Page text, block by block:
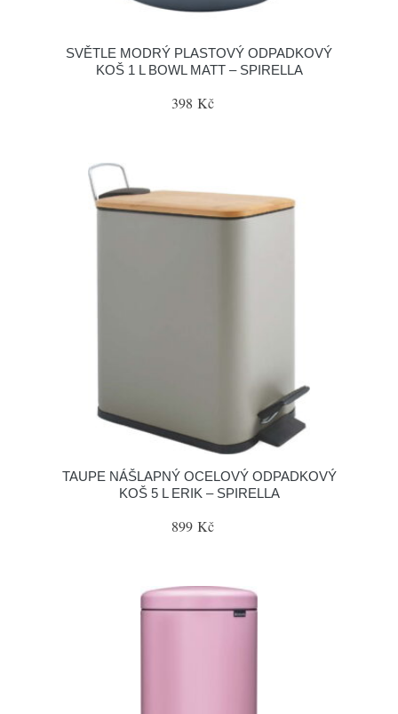
SVĚTLE MODRÝ PLASTOVÝ ODPADKOVÝ
KOŠ 1 L BOWL MATT – SPIRELLA
398 Kč
TAUPE NÁŠLAPNÝ OCELOVÝ ODPADKOVÝ
KOŠ 5 L ERIK – SPIRELLA
899 Kč